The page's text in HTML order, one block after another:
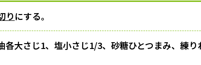
りにする。
各大さじ1、塩小さじ1/3、砂糖ひとつまみ、練